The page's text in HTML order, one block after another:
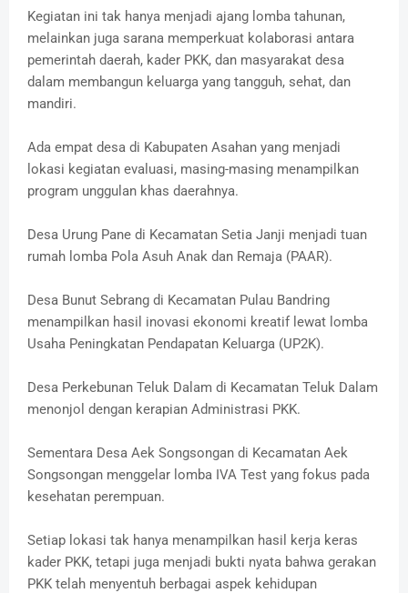
Kegiatan ini tak hanya menjadi ajang lomba tahunan,
melainkan juga sarana memperkuat kolaborasi antara
pemerintah daerah, kader PKK, dan masyarakat desa
dalam membangun keluarga yang tangguh, sehat, dan
mandiri.
Ada empat desa di Kabupaten Asahan yang menjadi
lokasi kegiatan evaluasi, masing-masing menampilkan
program unggulan khas daerahnya.
Desa Urung Pane di Kecamatan Setia Janji menjadi tuan
rumah lomba Pola Asuh Anak dan Remaja (PAAR).
Desa Bunut Sebrang di Kecamatan Pulau Bandring
menampilkan hasil inovasi ekonomi kreatif lewat lomba
Usaha Peningkatan Pendapatan Keluarga (UP2K).
Desa Perkebunan Teluk Dalam di Kecamatan Teluk Dalam
menonjol dengan kerapian Administrasi PKK.
Sementara Desa Aek Songsongan di Kecamatan Aek
Songsongan menggelar lomba IVA Test yang fokus pada
kesehatan perempuan.
Setiap lokasi tak hanya menampilkan hasil kerja keras
kader PKK, tetapi juga menjadi bukti nyata bahwa gerakan
PKK telah menyentuh berbagai aspek kehidupan